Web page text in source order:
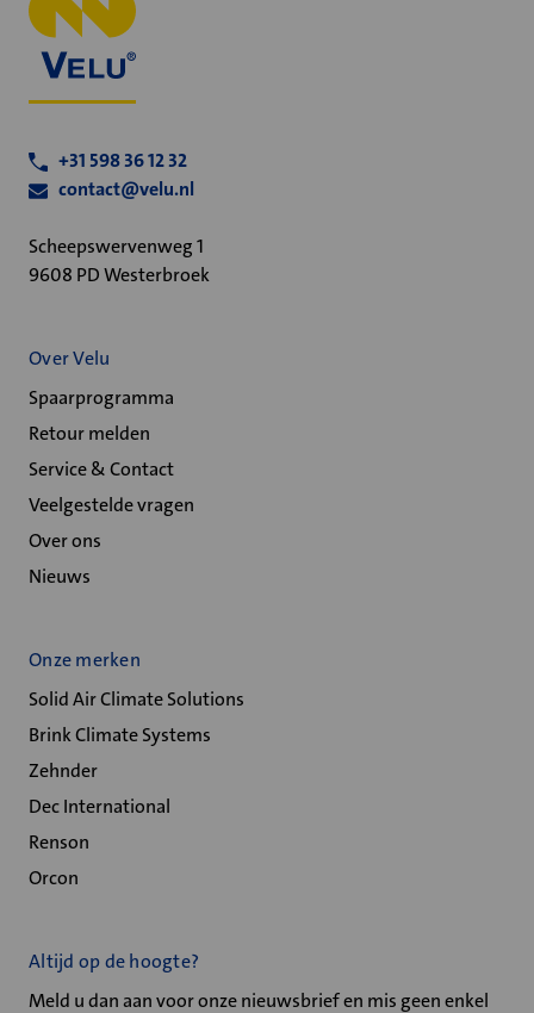
+31 598 36 12 32
contact@velu.nl
Scheepswervenweg 1
9608 PD Westerbroek
Over Velu
Spaarprogramma
Retour melden
Service & Contact
Veelgestelde vragen
Over ons
Nieuws
Onze merken
Solid Air Climate Solutions
Brink Climate Systems
Zehnder
Dec International
Renson
Orcon
Altijd op de hoogte?
Meld u dan aan voor onze nieuwsbrief en mis geen enkel